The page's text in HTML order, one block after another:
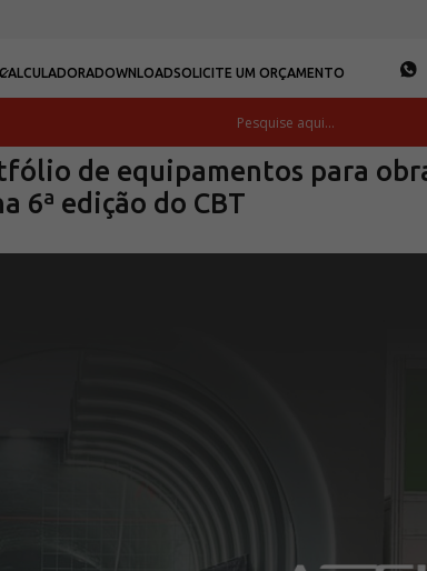
DOWNLOADSOLICITE UM ORÇAMENTO
de equipamentos para
6ª edição do CBT